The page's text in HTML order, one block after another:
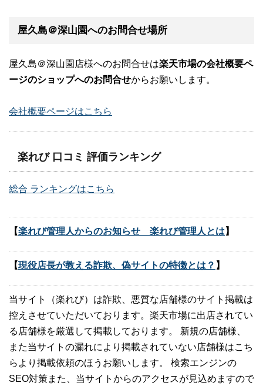
屋久島＠深山園へのお問合せ場所
屋久島＠深山園店様へのお問合せは楽天市場の会社概要ペ
ージのショップへのお問合せからお願いします。
会社概要ページはこちら
楽れび 口コミ 評価ランキング
総合 ランキングはこちら
【楽れび管理人からのお知らせ 楽れび管理人とは 】
【現役店長が教える詐欺、偽サイトの特徴とは？ 】
当サイト（楽れび）は詐欺、悪質な店舗様のサイト掲載は
控えさせていただいております。楽天市場に出店されてい
る店舗様を厳選して掲載しております。 新規の店舗様、
また当サイトの漏れにより掲載されていない店舗様はこち
らより掲載依頼のほうお願いします。 検索エンジンの
SEO対策また、当サイトからのアクセスが見込めますので